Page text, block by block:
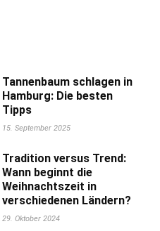
Tannenbaum schlagen in
Hamburg: Die besten
Tipps
15. September 2025
Tradition versus Trend:
Wann beginnt die
Weihnachtszeit in
verschiedenen Ländern?
29. Oktober 2024